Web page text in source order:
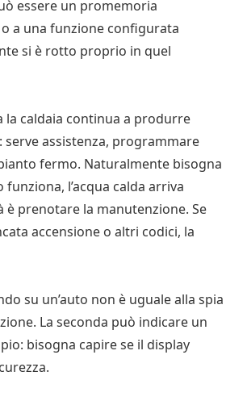
essere un promemoria
a una funzione configurata
si è rotto proprio in quel
la caldaia continua a produrre
serve assistenza, programmare
fermo. Naturalmente bisogna
l’acqua calda arriva
prenotare la manutenzione. Se
accensione o altri codici, la
su un’auto non è uguale alla spia
La seconda può indicare un
bisogna capire se il display